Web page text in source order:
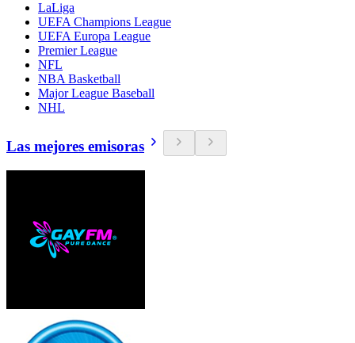
LaLiga
UEFA Champions League
UEFA Europa League
Premier League
NFL
NBA Basketball
Major League Baseball
NHL
Las mejores emisoras